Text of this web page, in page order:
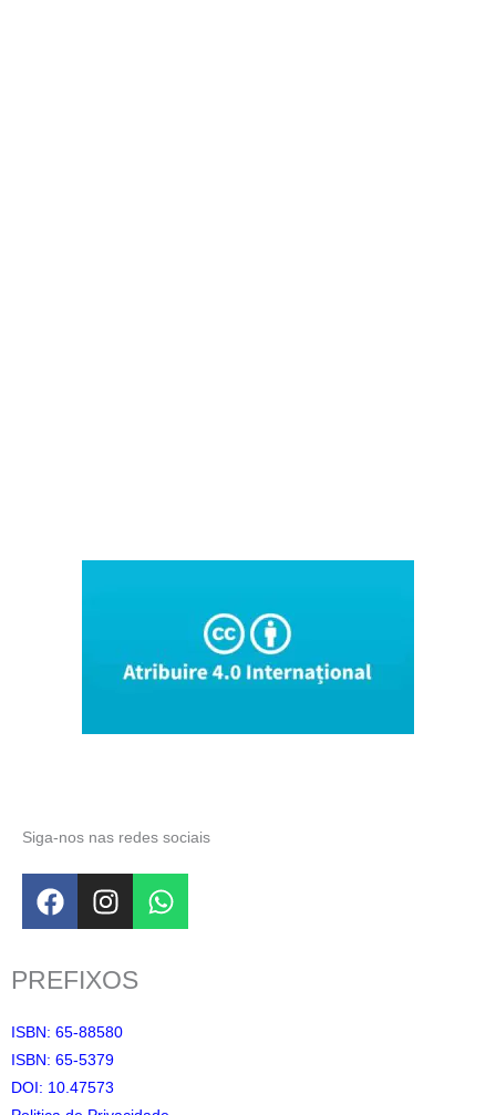
Siga-nos nas redes sociais
F
a
e
b
o
o
k
I
n
t
a
g
r
a
m
W
h
PREFIXOS
ISBN: 65-88580
ISBN: 65-5379
DOI: 10.47573